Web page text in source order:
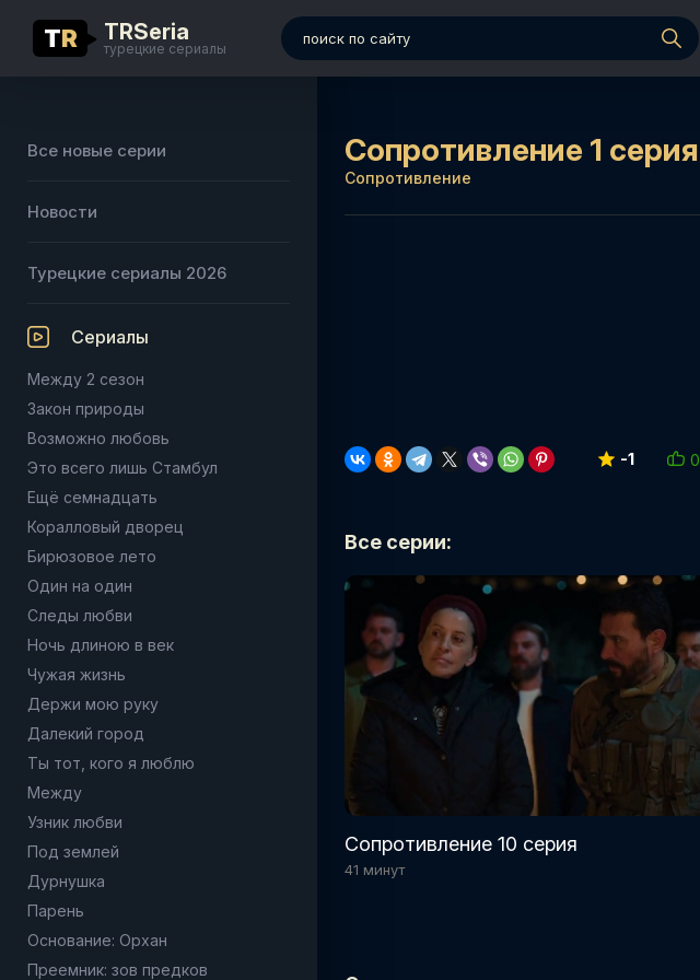
TR TRSeria
турецкие сериалы
Все новые серии
Новости
Турецкие сериалы 2026
Сериалы
Между 2 сезон
Закон природы
Возможно любовь
Это всего лишь Стамбул
Ещё семнадцать
Коралловый дворец
Бирюзовое лето
Один на один
Следы любви
Ночь длиною в век
Чужая жизнь
Держи мою руку
Далекий город
Ты тот, кого я люблю
Между
Узник любви
Под землей
Дурнушка
Парень
Основание: Орхан
Преемник: зов предков
Сопротивление 1 серия
Сопротивление
-1 0
Все серии:
Сопротивление 10 серия
41 минут